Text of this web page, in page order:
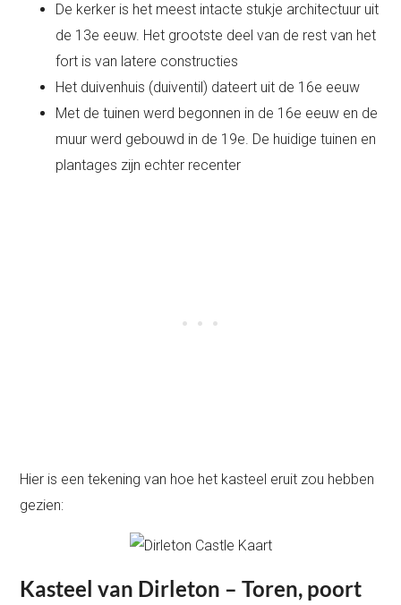
De kerker is het meest intacte stukje architectuur uit
de 13e eeuw. Het grootste deel van de rest van het
fort is van latere constructies
Het duivenhuis (duiventil) dateert uit de 16e eeuw
Met de tuinen werd begonnen in de 16e eeuw en de
muur werd gebouwd in de 19e. De huidige tuinen en
plantages zijn echter recenter
Hier is een tekening van hoe het kasteel eruit zou hebben
gezien:
Kasteel van Dirleton – Toren, poort